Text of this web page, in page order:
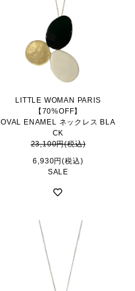
LITTLE WOMAN PARIS
【70%OFF】
OVAL ENAMEL ネックレス BLA
CK
23,100円(税込)
6,930円(税込)
SALE